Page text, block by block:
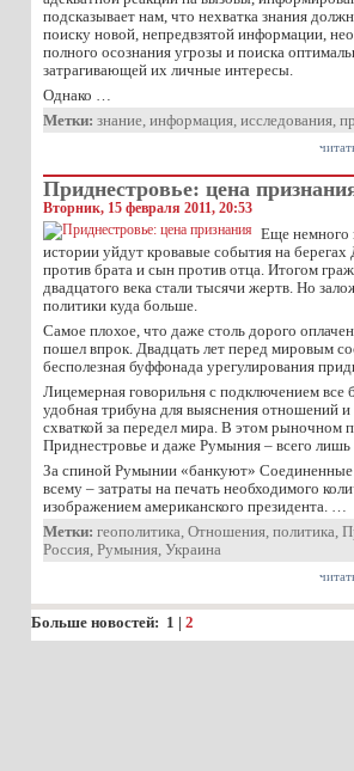
подсказывает нам, что нехватка знания
поиску новой, непредвзятой информации,
полного осознания угрозы и поиска
затрагивающей их личные интересы.
Однако …
Метки: знание, информация, исследования,
Приднестровье: цена
Вторник, 15 февраля 2011, 20:53
Еще немного
истории уйдут кровавые события на берегах
против брата и сын против отца. Итогом
двадцатого века стали тысячи жертв. Но
политики куда больше.
Самое плохое, что даже столь дорого
пошел впрок. Двадцать лет перед мировым
бесполезная буффонада урегулирования
Лицемерная говорильня с подключением все
удобная трибуна для выяснения отношений
схваткой за передел мира. В этом рыночном
Приднестровье и даже Румыния – всего лишь
За спиной Румынии «банкуют»
всему – затраты на печать необходимого
изображением американского президента. …
Метки: геополитика, Отношения, политика,
Россия, Румыния, Украина
Больше новостей: 1 | 2